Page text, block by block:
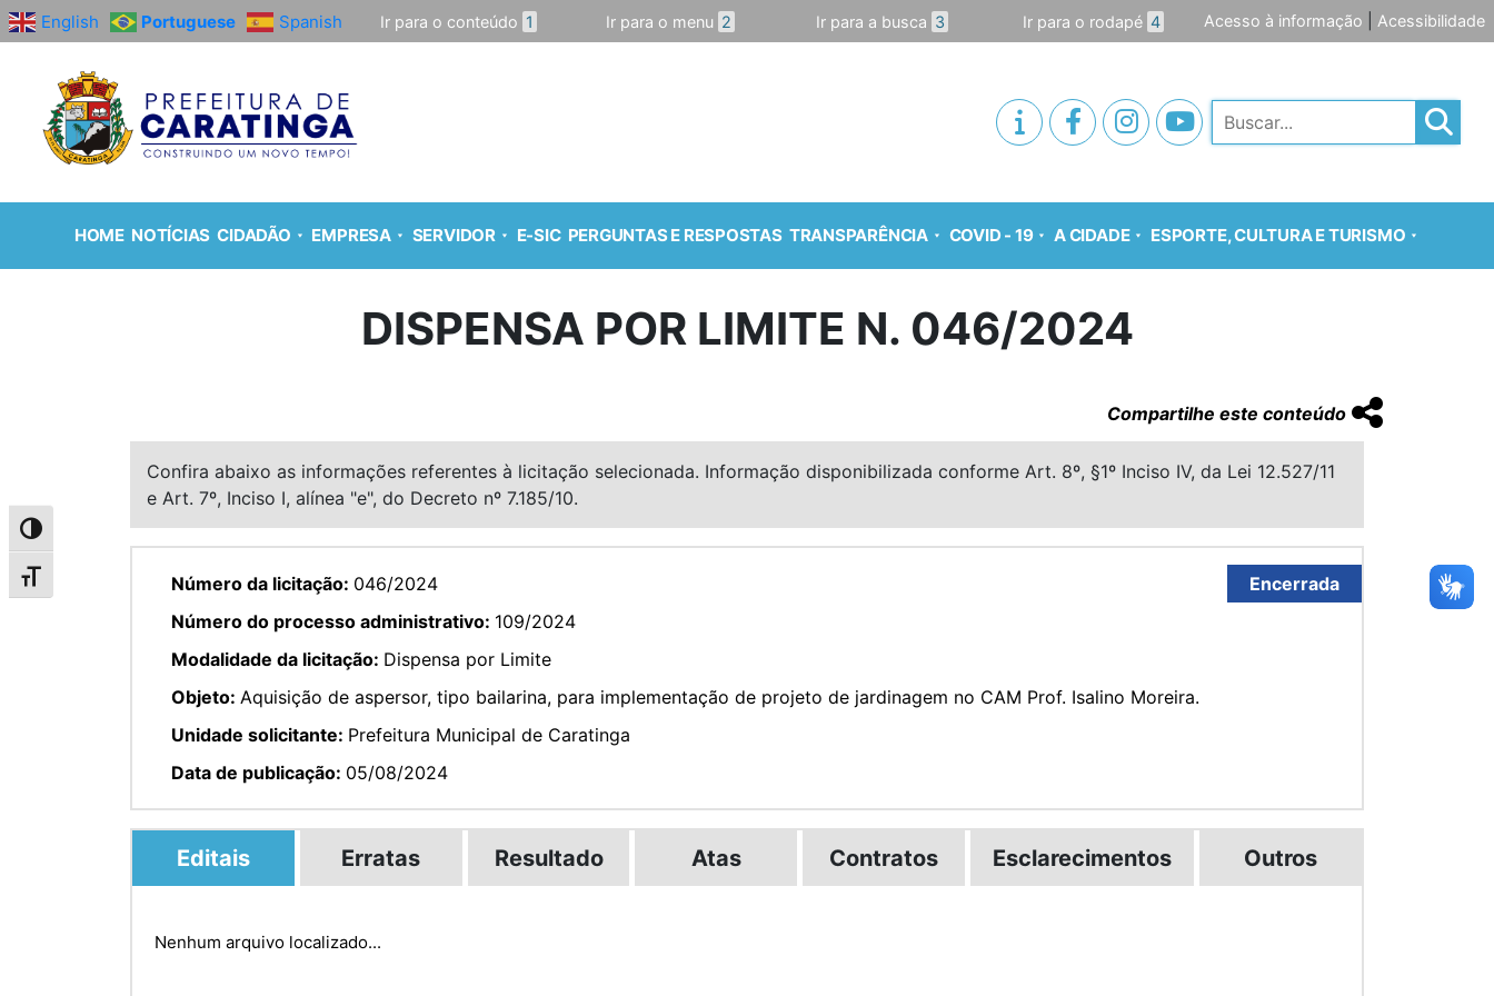
Alternar alto contraste
Alternar tamanho da fonte
English Portuguese Spanish Ir para o conteúdo 1 Ir para o menu 2 Ir para a busca 3 Ir para o rodapé 4 Acesso à informação Acessibilidade
Pesquisar
HOME NOTÍCIAS CIDADÃO EMPRESA SERVIDOR E-SIC PERGUNTAS E RESPOSTAS TRANSPARÊNCIA COVID - 19 A CIDADE ESPORTE, CULTURA E TURISMO
DISPENSA POR LIMITE N. 046/2024
Compartilhe este conteúdo
Confira abaixo as informações referentes à licitação selecionada. Informação disponibilizada conforme Art. 8º, §1º Inciso IV, da Lei 12.527/11
e Art. 7º, Inciso I, alínea "e", do Decreto nº 7.185/10.
Encerrada
Número da licitação: 046/2024
Número do processo administrativo: 109/2024
Modalidade da licitação: Dispensa por Limite
Objeto: Aquisição de aspersor, tipo bailarina, para implementação de projeto de jardinagem no CAM Prof. Isalino Moreira.
Unidade solicitante: Prefeitura Municipal de Caratinga
Data de publicação: 05/08/2024
Editais Erratas Resultado Atas Contratos Esclarecimentos Outros
Nenhum arquivo localizado...